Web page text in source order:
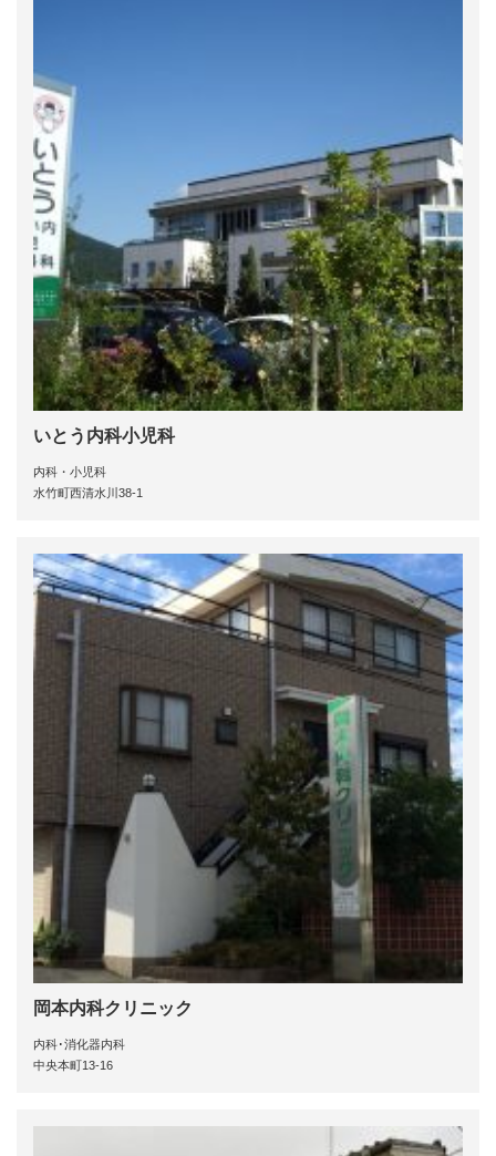
いとう内科小児科
内科・小児科
水竹町西清水川38-1
岡本内科クリニック
内科･消化器内科
中央本町13-16